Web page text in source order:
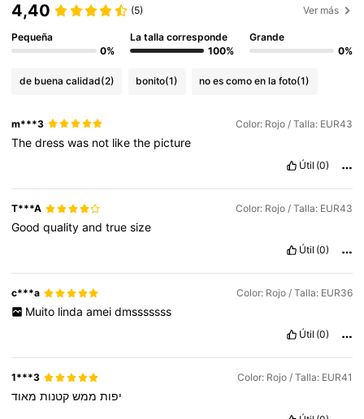
4,40 (5) Ver más
Pequeña
0%
La talla corresponde
100%
Grande
0%
de buena calidad(2) bonito(1) no es como en la foto(1)
m***3 Color: Rojo / Talla: EUR43
Thedresswas not likethe picture
Útil (0)
T***A Color: Rojo / Talla: EUR43
Goodqualityandtruesize
Útil (0)
c***a Color: Rojo / Talla: EUR36
Muito linda amei dmsssssss
Útil (0)
1***3 Color: Rojo / Talla: EUR41
יפות ממש קטנות מאוד